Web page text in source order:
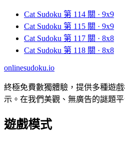
Cat Sudoku 第 114 關 · 9x9
Cat Sudoku 第 115 關 · 9x9
Cat Sudoku 第 117 關 · 8x8
Cat Sudoku 第 118 關 · 8x8
onlinesudoku.io
終極免費數獨體驗，提供多種遊
示。在我們美觀、無廣告的謎題
遊戲模式